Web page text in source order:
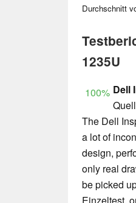
Durchschnitt
1235U
100% Dell
The Dell
a lot of
design,
only real
be picked